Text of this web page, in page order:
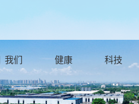
我们 健康 科技